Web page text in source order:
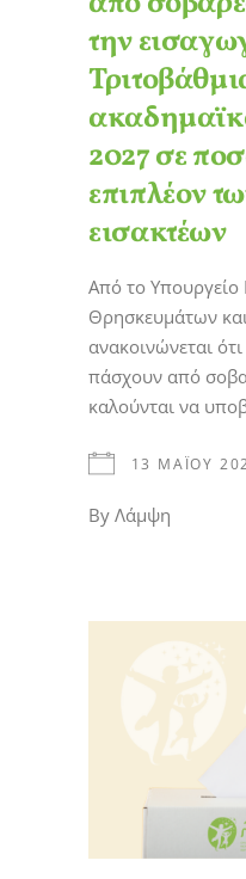
την
2027 σε
επιπλέον
εισακτέων
Από το Υπουργείο
Θρησκευμάτων
ανακοινώνεται
πάσχουν από
καλούνται να
13 ΜΑΪ́ΟΥ
By Λάμψη